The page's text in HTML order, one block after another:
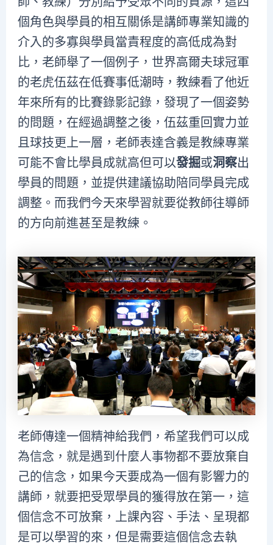
個角色與學員的相互關係是講師專業知識的
介入的多寡與學員當責程度的高低成為對
比，老師舉了一個例子，世界高爾夫球冠軍
的老虎伍茲在低賽事低潮時，教練看了他近
年來所有的比賽錄影記錄，發現了一個姿勢
的問題，在經過調整之後，伍茲重回實力並
且球技更上一層，老師表達含義是教練專業
可能不會比學員成就高但可以發掘或洞察出
學員的問題，並提供建議協助陪同學員完成
調整。而我們今天來學習就要從教師往導師
的方向前進甚至是教練。
老師傳達一個精神給我們，希望我們可以成
為信念，就是遇到什麼人事物都不要放棄自
己的信念，如果今天要成為一個有影響力的
講師，就要把受眾學員的獲得放在第一，這
個信念不可放棄，上課內容、手法、呈現都
是可以學習的來，但是需要這個信念去執